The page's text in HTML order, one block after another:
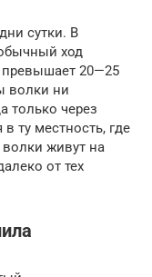
сутки. В
ход
превышает 20—25
волки ни
только через
ту местность, где
живут на
от тех